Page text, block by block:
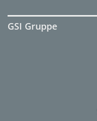
GSI Gruppe